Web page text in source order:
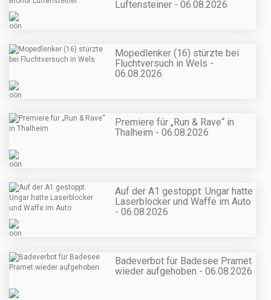
Luftensteiner - 06.08.2026
Mopedlenker (16) stürzte bei
Fluchtversuch in Wels -
06.08.2026
Premiere für „Run & Rave“ in
Thalheim - 06.08.2026
Auf der A1 gestoppt: Ungar hatte
Laserblocker und Waffe im Auto
- 06.08.2026
Badeverbot für Badesee Pramet
wieder aufgehoben - 06.08.2026